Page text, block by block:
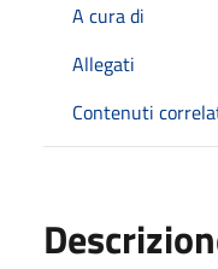
A cura di
Allegati
Contenuti